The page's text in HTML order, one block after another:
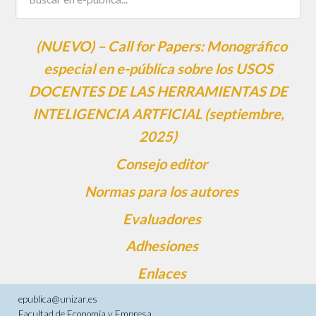
(NUEVO) – Call for Papers: Monográfico
especial en e-pública sobre los USOS
DOCENTES DE LAS HERRAMIENTAS DE
INTELIGENCIA ARTFICIAL (septiembre,
2025)
Consejo editor
Normas para los autores
Evaluadores
Adhesiones
Enlaces
epublica@unizar.es